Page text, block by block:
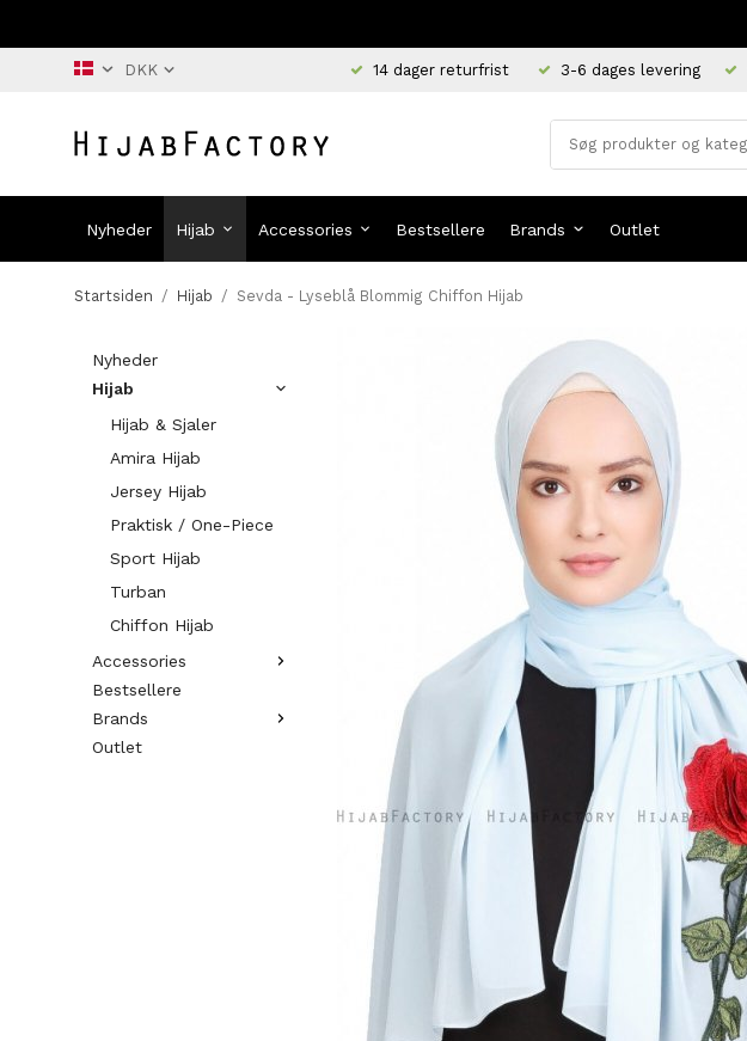
14 dager returfrist 3-6 dages levering
Nyheder Hijab Accessories Bestsellere Brands Outlet
Startsiden / Hijab / Sevda - Lyseblå Blommig Chiffon Hijab
Nyheder
Hijab
Hijab & Sjaler
Amira Hijab
Jersey Hijab
Praktisk / One-Piece
Sport Hijab
Turban
Chiffon Hijab
Accessories
Bestsellere
Brands
Outlet